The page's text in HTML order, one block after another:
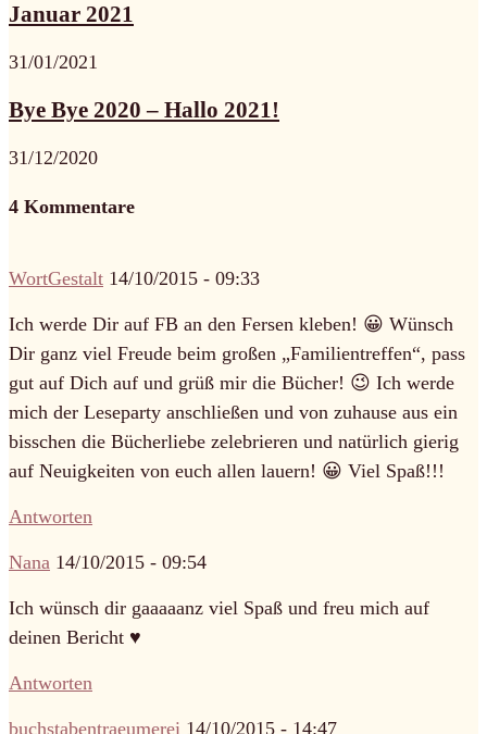
Januar 2021
31/01/2021
Bye Bye 2020 – Hallo 2021!
31/12/2020
4 Kommentare
WortGestalt 14/10/2015 - 09:33
Ich werde Dir auf FB an den Fersen kleben! 😀 Wünsch
Dir ganz viel Freude beim großen „Familientreffen“, pass
gut auf Dich auf und grüß mir die Bücher! 😉 Ich werde
mich der Leseparty anschließen und von zuhause aus ein
bisschen die Bücherliebe zelebrieren und natürlich gierig
auf Neuigkeiten von euch allen lauern! 😀 Viel Spaß!!!
Antworten
Nana 14/10/2015 - 09:54
Ich wünsch dir gaaaaanz viel Spaß und freu mich auf
deinen Bericht ♥
Antworten
buchstabentraeumerei 14/10/2015 - 14:47